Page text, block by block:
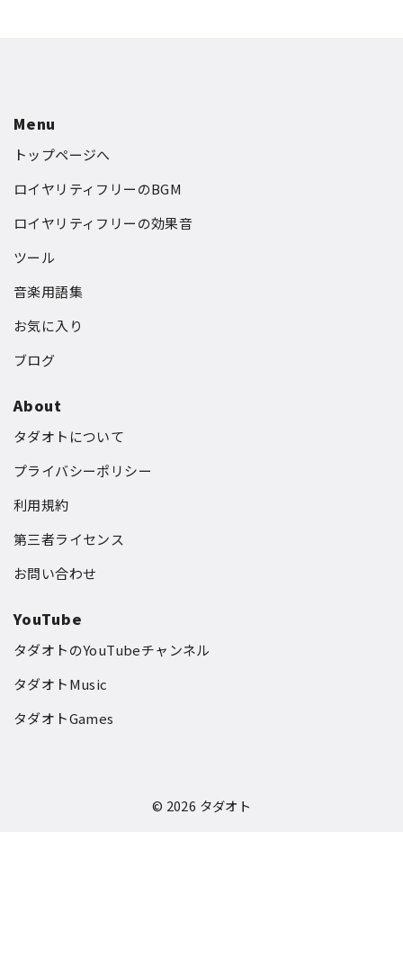
Menu
トップページへ
ロイヤリティフリーのBGM
ロイヤリティフリーの効果音
ツール
音楽用語集
お気に入り
ブログ
About
タダオトについて
プライバシーポリシー
利用規約
第三者ライセンス
お問い合わせ
YouTube
タダオトのYouTubeチャンネル
タダオトMusic
タダオトGames
© 2026 タダオト